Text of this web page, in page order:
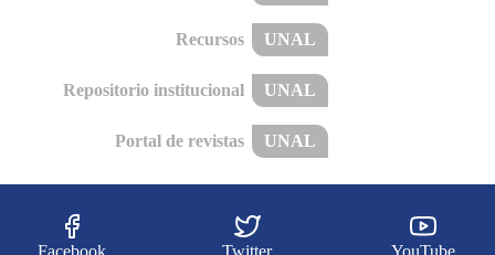
Recursos UNAL
Repositorio institucional UNAL
Portal de revistas UNAL